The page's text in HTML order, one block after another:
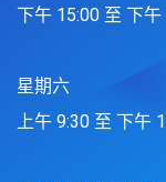
下午 15:00 至 下
星期六
上午 9:30 至 下午